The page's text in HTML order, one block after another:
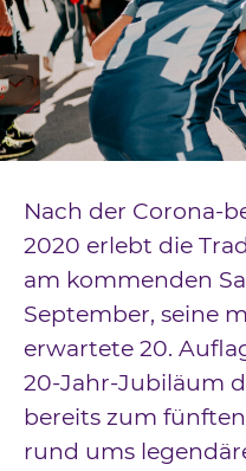
Nach der Corona-
2020 erlebt die
am kommenden
September, seine
erwartete 20.
20-Jahr-Jubiläum
bereits zum
rund ums